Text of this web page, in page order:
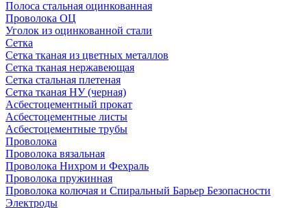
Полоса стальная оцинкованная
Проволока ОЦ
Уголок из оцинкованной стали
Сетка
Сетка тканая из цветных металлов
Сетка тканая нержавеющая
Сетка стальная плетеная
Сетка тканая НУ (черная)
Асбестоцементный прокат
Асбестоцементные листы
Асбестоцементные трубы
Проволока
Проволока вязальная
Проволока Нихром и Фехраль
Проволока пружинная
Проволока колючая и Спиральный Барьер Безопасности
Электроды